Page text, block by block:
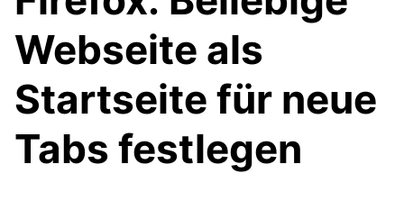
Webseite als
Startseite für neue
Tabs festlegen